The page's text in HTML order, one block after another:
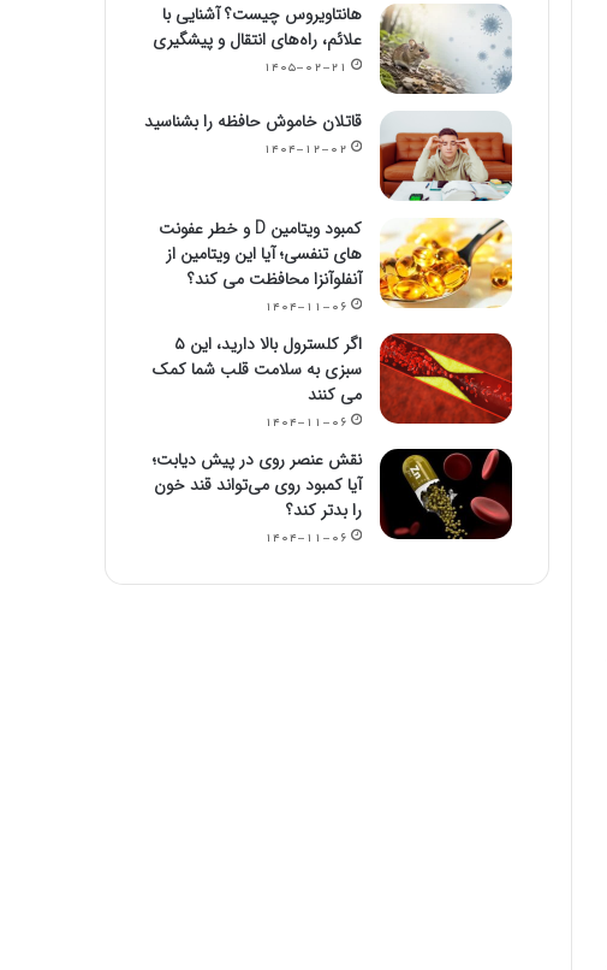
هانتاویروس چیست؟ آشنایی با
علائم، راه‌های انتقال و پیشگیری
۱۴۰۵-۰۲-۲۱
قاتلان خاموش حافظه را بشناسید
۱۴۰۴-۱۲-۰۲
کمبود ویتامین D و خطر عفونت
های تنفسی؛ آیا این ویتامین از
آنفلوآنزا محافظت می کند؟
۱۴۰۴-۱۱-۰۶
اگر کلسترول بالا دارید، این ۵
سبزی به سلامت قلب شما کمک
می کنند
۱۴۰۴-۱۱-۰۶
نقش عنصر روی در پیش دیابت؛
آیا کمبود روی می‌تواند قند خون
را بدتر کند؟
۱۴۰۴-۱۱-۰۶